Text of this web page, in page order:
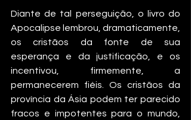
Diante de tal perseguição, o livro do
Apocalipse lembrou, dramaticamente,
os cristãos da fonte de sua
esperança e da justificação, e os
incentivou, firmemente, a
permanecerem fiéis. Os cristãos da
província da Ásia podem ter parecido
fracos e impotentes para o mundo,